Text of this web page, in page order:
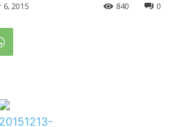
2015 0
840